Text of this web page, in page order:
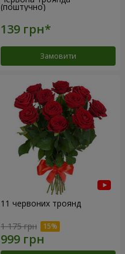
(поштучно)
Замовити
11 червоних троянд
1 175 грн